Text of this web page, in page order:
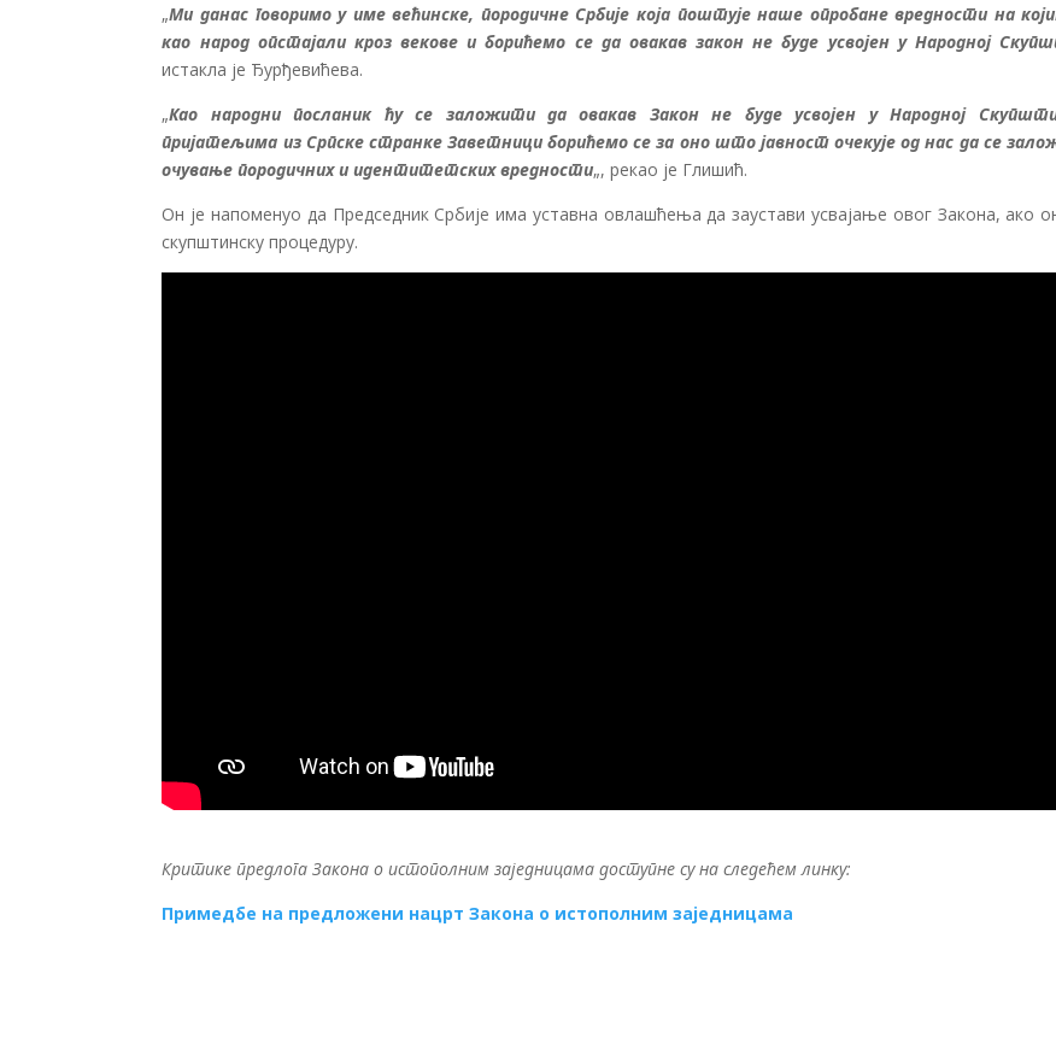
„Ми данас говоримо у име већинске, породичне Србије која поштује наше опробане вредности на
као народ опстајали кроз векове и борићемо се да овакав закон не буде усвојен у Народној
истакла је Ђурђевићева.
„Као народни посланик ћу се заложити да овакав Закон не буде усвојен у Народној
пријатељима из Српске странке Заветници борићемо се за оно што јавност очекује од нас да се
очување породичних и идентитетских вредности„, рекао је Глишић.
Он је напоменуо да Председник Србије има уставна овлашћења да заустави усвајање овог Закона, ако
скупштинску процедуру.
Критике предлога Закона о истополним заједницама доступне су на следећем линку:
Примедбе на предложени нацрт Закона о истополним заједницама